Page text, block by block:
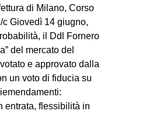
di Milano, Corso
c Giovedì 14 giugno,
il Ddl Fornero
del mercato del
e approvato dalla
un voto di fiducia su
entrata, flessibilità in